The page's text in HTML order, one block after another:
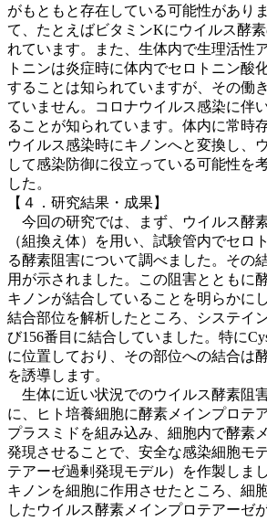
がもともと存在している可能性があり
て、たとえばビタミンKにウイルス酵
れています。また、生体内で生理活性
トニンは炎症時に体内でセロトニン酸
することは知られていますが、その働
ていません。コロナウイルス感染に伴
ることが知られています。体内に常時
ウイルス感染時にキノンへと変換し、
して感染防御に役立っている可能性を
した。
【４．研究結果・成果】
今回の研究では、まず、ウイルス酵
（組換え体）を用い、試験管内でセロ
る酵素阻害について調べました。その
用が示されました。この阻害とともに
キノンが結合していることを明らかに
結合部位を解析したところ、システイ
び156番目に結合していました。特に
に位置しており、その部位への結合は
を誘導します。
生体に近い状況でのウイルス酵素阻
に、ヒト培養細胞に酵素メインプロテ
プラスミドを組み込み、細胞内で酵素
発現させることで、安全な感染細胞モ
テアーゼ過剰発現モデル）を作製しま
キノンを細胞に作用させたところ、細
したウイルス酵素メインプロテアーゼ